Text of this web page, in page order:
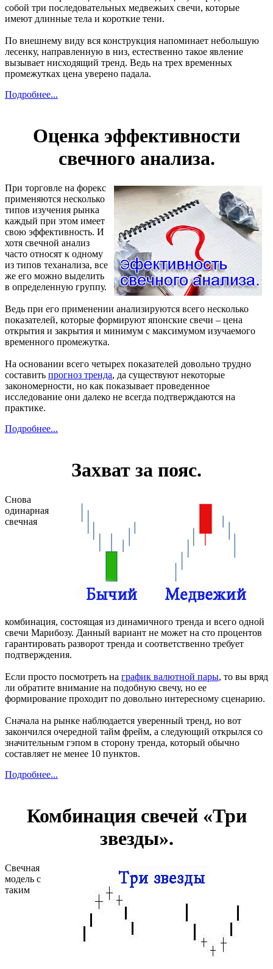
собой три последовательных медвежьих свечи, которые
имеют длинные тела и короткие тени.
По внешнему виду вся конструкция напоминает небольшую
лесенку, направленную в низ, естественно такое явление
вызывает нисходящий тренд. Ведь на трех временных
промежутках цена уверено падала.
Подробнее...
Оценка эффективности
свечного анализа.
При торговле на форекс
применяются несколько
типов изучения рынка
каждый при этом имеет
свою эффективность. И
хотя свечной анализ
часто относят к одному
из типов теханализа, все
же его можно выделить
в определенную группу.
Ведь при его применении анализируются всего несколько
показателей, которые формируют японские свечи – цена
открытия и закрытия и минимум с максимумом изучаемого
временного промежутка.
На основании всего четырех показателей довольно трудно
составить прогноз тренда, да существуют некоторые
закономерности, но как показывает проведенное
исследование они далеко не всегда подтверждаются на
практике.
Подробнее...
Захват за пояс.
Снова
одинарная
свечная
комбинация, состоящая из динамичного тренда и всего одной
свечи Марибозу. Данный вариант не может на сто процентов
гарантировать разворот тренда и соответственно требует
подтверждения.
Если просто посмотреть на график валютной пары, то вы вряд
ли обратите внимание на подобную свечу, но ее
формирование проходит по довольно интересному сценарию.
Сначала на рынке наблюдается уверенный тренд, но вот
закончился очередной тайм фрейм, а следующий открылся со
значительным гэпом в сторону тренда, который обычно
составляет не менее 10 пунктов.
Подробнее...
Комбинация свечей «Три
звезды».
Свечная
модель с
таким